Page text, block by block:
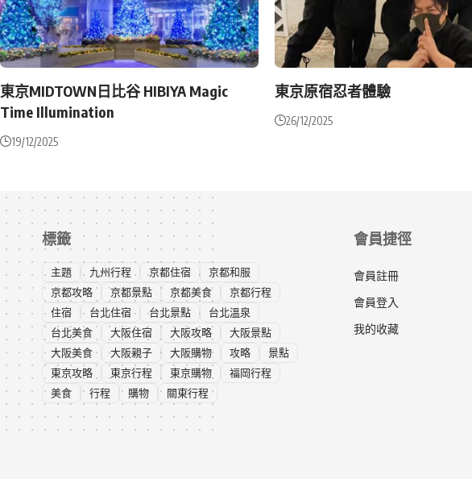
東京MIDTOWN日比谷 HIBIYA Magic
Time Illumination
19/12/2025
東京原宿忍者體驗
26/12/2025
標籤
主題 九州行程 京都住宿
京都和服
京都攻略
京都景點 京都美食
京都行程
住宿
台北住宿 台北景點
台北溫泉
台北美食
大阪住宿 大阪攻略
大阪景點
大阪美食
大阪親子 大阪購物 攻略
景點
東京攻略
東京行程 東京購物
福岡行程
美食
行程 購物 關東行程
會員捷徑
會員註冊
會員登入
我的收藏